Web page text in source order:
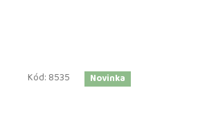
Kód: 8535 Novinka